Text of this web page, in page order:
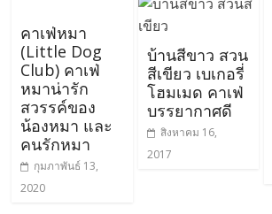
คาเฟ่หมา
(Little Dog
Club) คาเฟ่
หมาน่ารัก
สวรรค์ของ
น้องหมา และ
คนรักหมา
กุมภาพันธ์ 13,
2020
บ้านสีขาว สวน
สีเขียว เบเกอรี่
โฮมเมด คาเฟ่
บรรยากาศดี
สิงหาคม 16,
2017